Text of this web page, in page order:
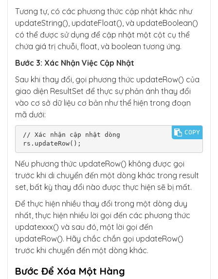
Tương tự, có các phương thức cập nhật khác như
updateString(), updateFloat(), và updateBoolean()
có thể được sử dụng để cập nhật một cột cụ thể
chứa giá trị chuỗi, float, và boolean tương ứng.
Bước 3: Xác Nhận Việc Cập Nhật
Sau khi thay đổi, gọi phương thức updateRow() của
giao diện ResultSet để thực sự phản ánh thay đổi
vào cơ sở dữ liệu cơ bản như thể hiện trong đoạn
mã dưới:
// Xác nhận cập nhật dòng
rs.updateRow();
COPY
Nếu phương thức updateRow() không được gọi
trước khi di chuyển đến một dòng khác trong result
set, bất kỳ thay đổi nào được thực hiện sẽ bị mất.
Để thực hiện nhiều thay đổi trong một dòng duy
nhất, thực hiện nhiều lời gọi đến các phương thức
updatexxx() và sau đó, một lời gọi đến
updateRow(). Hãy chắc chắn gọi updateRow()
trước khi chuyển đến một dòng khác.
Bước Để Xóa Một Hàng